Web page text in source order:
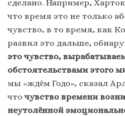
сделано. Например,
что время это не только
чувство, в то время, как
развил это дальше,
это чувство,
обстоятельствами этого
мы «ждём Годо», сказал
чточувство времени
неутолённой